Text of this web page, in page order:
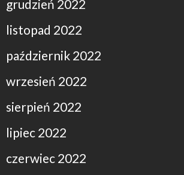
grudzień 2022
listopad 2022
październik 2022
wrzesień 2022
sierpień 2022
lipiec 2022
czerwiec 2022